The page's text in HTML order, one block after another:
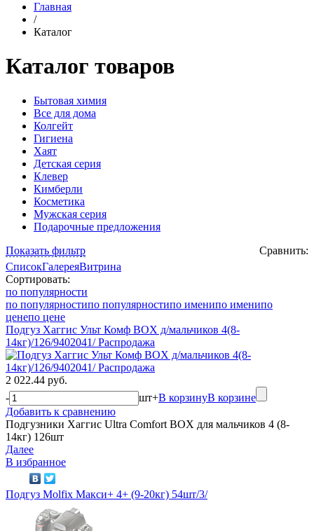
Главная
/
Каталог
Каталог товаров
Бытовая химия
Все для дома
Колгейт
Гигиена
Хаят
Детская серия
Клевер
Кимберли
Косметика
Мужская серия
Подарочные предложения
Показать фильтр
Сравнить:
СписокГалереяВитрина
Сортировать:
по популярности
по популярностипо популярностипо именипо именипо
ценепо цене
Подгуз Хаггис Ульт Комф BOX д/мальчиков 4(8-
14кг)/126/9402041/ Распродажа
2 022.44 руб.
-
шт+В корзинуВ корзине
Добавить к сравнению
Подгузники Хаггис Ultra Comfort BOX для мальчиков 4 (8-
14кг) 126шт
Далее
В избранное
Подгуз Molfix Макси+ 4+ (9-20кг) 54шт/3/